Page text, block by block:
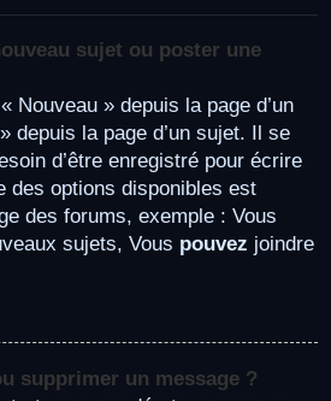
sujet ou poster une
Nouveau » depuis la page d’un
depuis la page d’un sujet. Il se
d’être enregistré pour écrire
des options disponibles est
des forums, exemple : Vous
sujets, Vous pouvez joindre
supprimer un message ?